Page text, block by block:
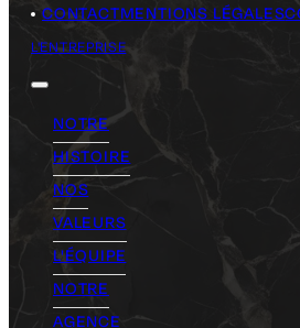
L'ENTREPRISE
NOTRE
HISTOIRE
NOS
VALEURS
L'ÉQUIPE
NOTRE
AGENCE
CONTACTMENTIONS LÉGALES